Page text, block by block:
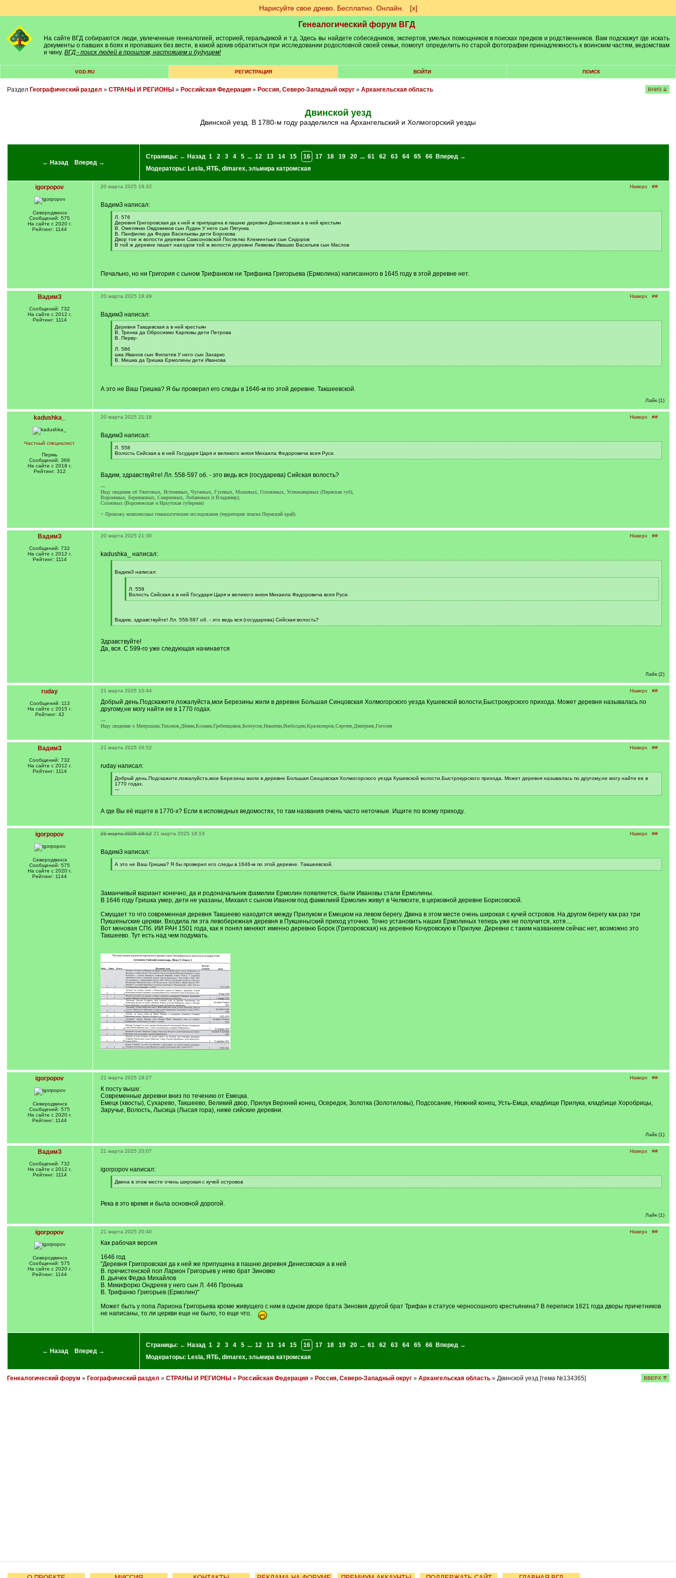
Нарисуйте свое древо. Бесплатно. Онлайн. [х]
Генеалогический форум ВГД
На сайте ВГД собираются люди, увлеченные генеалогией, историей, геральдикой и т.д. Здесь вы найдете собеседников, экспертов, умелых помощников в поисках предков и родственников. Вам подскажут где искать
документы о павших в боях и пропавших без вести, в какой архив обратиться при исследовании родословной своей семьи, помогут определить по старой фотографии принадлежность к воинским частям, ведомствам
и чину. ВГД - поиск людей в прошлом, настоящем и будущем!
VGD.RU РЕГИСТРАЦИЯ ВОЙТИ ПОИСК
Раздел Географический раздел » СТРАНЫ И РЕГИОНЫ » Российская Федерация» Россия, Северо-Западный округ» Архангельская область ВНИЗ ⇊
Двинской уезд
Двинской уезд. В 1780-м году разделился на Архангельский и Холмогорский уезды
← Назад Вперед →
Страницы: ← Назад 1 2 3 4 5 ... 12 13 14 15 16 17 18 19 20 ... 61 62 63 64 65 66
Вперед →
Модераторы: Lesla, ЯТБ, dimarex, эльмира катромская
igorpopov
Северодвинск
Сообщений: 575
На сайте с 2020 г.
Рейтинг: 1144
Наверх ##
20 марта 2025 18:32
ВадимЗ написал:
[
q
]
Л. 576
Деревня Григоровская да к ней ж припущена в пашню деревня Денисовская а в ней крестьян
В. Омелянко Овдокимов сын Лудин У него сын Пятунка
В. Панфилко да Федка Васильевы дети Борскова
Двор тое ж волости деревни Самсоновской Поспелко Клементьев сын Сидоров
В той ж деревне пашет наездом той ж волости деревни Левковы Ивашко Васильев сын Маслов
[
Печально, но ни Григория с сыном Трифанком ни Трифанка Григорьева (Ермолина) написанного в 1645 году в этой деревне нет.
ВадимЗ
Сообщений: 732
На сайте с 2012 г.
Рейтинг: 1114
Наверх ##
20 марта 2025 18:49
ВадимЗ написал:
[
q
]
Деревня Такщевская а в ней крестьян
В. Тренка да Обросимко Карповы дети Петрова
В. Перву-
Л. 586
шка Иванов сын Филатев У него сын Захарко
В. Мишка да Гришка Ермолины дети Иванова
[
А это не Ваш Гришка? Я бы проверил его следы в 1646-м по этой деревне. Такшеевской.
Лайк (1)
kadushka_
Частный специалист
Пермь
Сообщений: 369
На сайте с 2018 г.
Рейтинг: 312
Наверх ##
20 марта 2025 21:16
ВадимЗ написал:
[
q
]
Л. 558
Волость Сийская а в ней Государя Царя и великого князя Михаила Федоровича всея Руси.
[
]
Вадим, здравствуйте! Лл. 558-597 об. - это ведь вся (государева) Сийская волость?
---
Ищу сведения об Ужеговых, Истоминых, Чугаевых, Гусевых, Мошевых, Головиных, Устюжанцовых (Пермская губ),
Ворониных, Бережковых, Смирновых, Лобановых (г.Владимир);
Сохновых (Воронежская и Иркутская губернии)
+ Провожу комплексные генеалогические исследования (территория поиска Пермский край)
ВадимЗ
Сообщений: 732
На сайте с 2012 г.
Рейтинг: 1114
Наверх ##
20 марта 2025 21:30
kadushka_ написал:
q
ВадимЗ написал:
q
]
Л. 558
Волость Сийская а в ней Государя Царя и великого князя Михаила Федоровича всея Руси.
[
Вадим, здравствуйте! Лл. 558-597 об. - это ведь вся (государева) Сийская волость?
[
]
Здравствуйте!
Да, вся. С 599-го уже следующая начинается
Лайк (2)
ruday
Сообщений: 113
На сайте с 2015 г.
Рейтинг: 42
Наверх ##
21 марта 2025 10:44
Добрый день.Подскажите,пожалуйста,мои Березины жили в деревне Большая Синцовская Холмогорского уезда Кушевской волости,Быстрокурского прихода. Может деревня называлась по
другому,не могу найти ее в 1770 годах.
---
Ищу сведения о Митрошин,Тихонов,Дёмин,Козмин,Гребенщиков,Белоусов,Никитин,Ижболдин,Красноперов,Сергеев,Дмитриев,Гоголев
ВадимЗ
Сообщений: 732
На сайте с 2012 г.
Рейтинг: 1114
Наверх ##
21 марта 2025 16:52
ruday написал:
[
q
]
Добрый день.Подскажите,пожалуйста,мои Березины жили в деревне Большая Синцовская Холмогорского уезда Кушевской волости,Быстрокурского прихода. Может деревня называлась по другому,не могу найти ее в
1770 годах.
---
[
А где Вы её ищете в 1770-х? Если в исповедных ведомостях, то там названия очень часто неточные. Ищите по всему приходу.
igorpopov
Северодвинск
Сообщений: 575
На сайте с 2020 г.
Рейтинг: 1144
Наверх ##
21 марта 2025 18:12 21 марта 2025 18:19
ВадимЗ написал:
[
q
А это не Ваш Гришка? Я бы проверил его следы в 1646-м по этой деревне. Такшеевской.
[
Заманчивый вариант конечно, да и родоначальник фамилии Ермолин появляется, были Ивановы стали Ермолины.
В 1646 году Гришка умер, дети не указаны, Михаил с сыном Иваном под фамилией Ермолин живут в Челмохте, в церковной деревне Борисовской.
Смущает то что современная деревня Такшеево находится между Прилуком и Емецком на левом берегу. Двина в этом месте очень широкая с кучей островов. На другом берегу как раз три
Пукшеньгские церкви. Входила ли эта левобережная деревня в Пукшеньгский приход уточню. Точно установить наших Ермолиных теперь уже не получится, хотя....
Вот меновая СПб. ИИ РАН 1501 года, как я понял меняют именно деревню Борок (Григоровская) на деревню Кочуровскую в Прилуке. Деревни с таким названием сейчас нет, возможно это
Такшеево. Тут есть над чем подумать.
igorpopov
Северодвинск
Сообщений: 575
На сайте с 2020 г.
Рейтинг: 1144
Наверх ##
21 марта 2025 18:27
К посту выше:
Современные деревни вниз по течению от Емецка.
Емецк (хвосты), Сухарево, Такшеево, Великий двор, Прилук Верхний конец, Осередок, Золотка (Золотиловы), Подсосание, Нижний конец, Усть-Емца, кладбище Прилука, кладбище Хоробрицы,
Заручье, Волость, Лысица (Лысая гора), ниже сийские деревни.
Лайк (1)
ВадимЗ
Сообщений: 732
На сайте с 2012 г.
Рейтинг: 1114
Наверх ##
21 марта 2025 20:07
igorpopov написал:
[
q
Двина в этом месте очень широкая с кучей островов
[
]
Река в это время и была основной дорогой.
Лайк (1)
igorpopov
Северодвинск
Сообщений: 575
На сайте с 2020 г.
Рейтинг: 1144
Наверх ##
21 марта 2025 20:40
Как рабочая версия
1646 год
"Деревня Григоровская да к ней же припущена в пашню деревня Денисовская а в ней
В. пречистенской поп Ларион Григорьев у нево брат Зиновко
В. дьячек Федка Михайлов
В. Микифорко Ондреев у него сын Л. 446 Пронька
В. Трифанко Григорьев (Ермолин)"
Может быть у попа Лариона Григорьева кроме живущего с ним в одном дворе брата Зиновия другой брат Трифан в статусе черносошного крестьянина? В переписи 1621 года дворы причетников
не написаны, то ли церкви еще не было, то еще что.
← Назад Вперед →
Страницы: ← Назад 1 2 3 4 5 ... 12 13 14 15 16 17 18 19 20 ... 61 62 63 64 65 66
Вперед →
Модераторы: Lesla, ЯТБ, dimarex, эльмира катромская
Генеалогический форум » Географический раздел » СТРАНЫ И РЕГИОНЫ » Российская Федерация» Россия, Северо-Западный округ» Архангельская область» Двинской уезд [тема №134365] ВВЕРХ ⇈